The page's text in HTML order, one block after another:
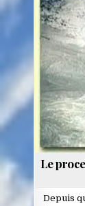
Le
Depuis